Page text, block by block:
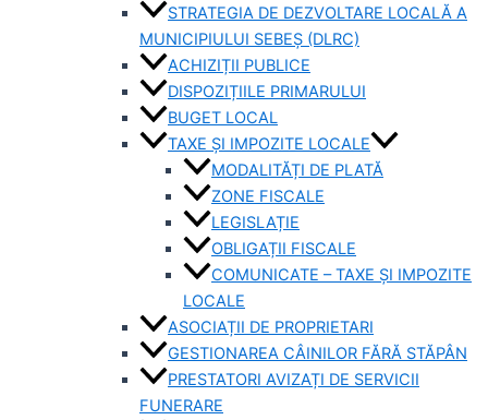
STRATEGIA DE DEZVOLTARE LOCALĂ A
MUNICIPIULUI SEBEȘ (DLRC)
ACHIZIȚII PUBLICE
DISPOZIȚIILE PRIMARULUI
BUGET LOCAL
TAXE ȘI IMPOZITE LOCALE
MODALITĂȚI DE PLATĂ
ZONE FISCALE
LEGISLAȚIE
OBLIGAȚII FISCALE
COMUNICATE – TAXE ȘI IMPOZITE
LOCALE
ASOCIAȚII DE PROPRIETARI
GESTIONAREA CÂINILOR FĂRĂ STĂPÂN
PRESTATORI AVIZAȚI DE SERVICII
FUNERARE